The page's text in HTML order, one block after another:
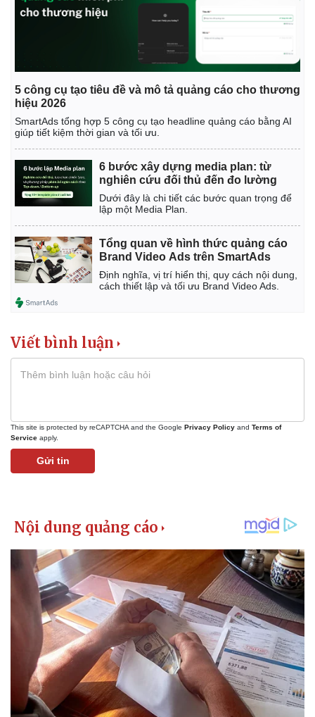
Việt Nam
5 công cụ tạo tiêu đề và mô tả quảng cáo cho thương
hiệu 2026
SmartAds tổng hợp 5 công cụ tạo headline quảng cáo bằng AI
giúp tiết kiệm thời gian và tối ưu.
6 bước xây dựng media plan: từ
nghiên cứu đối thủ đến đo lường
Dưới đây là chi tiết các bước quan trọng để
lập một Media Plan.
Tổng quan về hình thức quảng cáo
Brand Video Ads trên SmartAds
Định nghĩa, vị trí hiển thị, quy cách nội dung,
cách thiết lập và tối ưu Brand Video Ads.
Viết bình luận
This site is protected by reCAPTCHA and the Google Privacy Policy and Terms of
Service apply.
Gửi tin